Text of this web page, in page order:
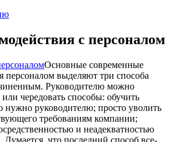
с персоналом
Основные современные
персоналом выделяют три способа
Руководителю можно
чередовать способы: обучить
нужно руководителю; просто уволить
требованиям компании;
и неадекватностью